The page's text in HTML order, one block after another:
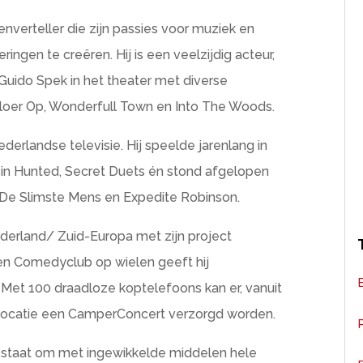
die zijn passies voor muziek en
te creëren. Hij is een veelzijdig acteur,
Spek in het theater met diverse
Op, Wonderfull Town en Into The Woods.
televisie. Hij speelde jarenlang in
Hunted, Secret Duets én stond afgelopen
Slimste Mens en Expedite Robinson.
Zuid-Europa met zijn project
Comedyclub op wielen geeft hij
100 draadloze koptelefoons kan er, vanuit
een CamperConcert verzorgd worden.
om met ingewikkelde middelen hele